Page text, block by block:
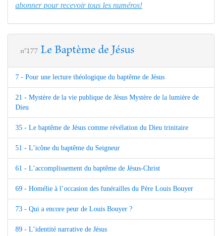
abonner pour recevoir tous les numéros!
n°177 Le Baptème de Jésus
7 - Pour une lecture théologique du baptême de Jésus
21 - Mystère de la vie publique de Jésus Mystère de la lumière de
Dieu
35 - Le baptême de Jésus comme révélation du Dieu trinitaire
51 - L’icône du baptême du Seigneur
61 - L’accomplissement du baptême de Jésus-Christ
69 - Homélie à l’occasion des funérailles du Père Louis Bouyer
73 - Qui a encore peur de Louis Bouyer ?
89 - L’identité narrative de Jésus